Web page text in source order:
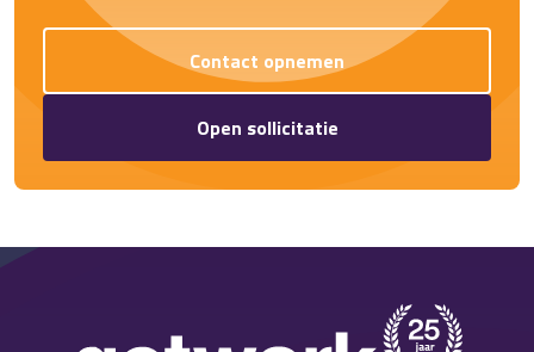
Contact opnemen
Open sollicitatie